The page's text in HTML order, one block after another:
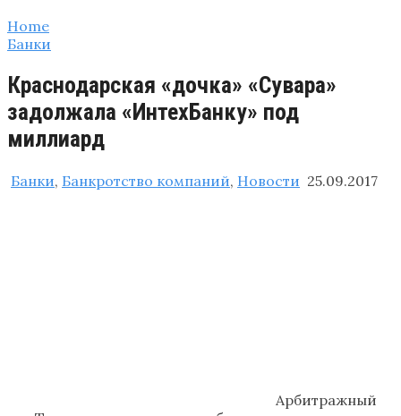
Home
Банки
Краснодарская «дочка» «Сувара»
задолжала «ИнтехБанку» под
миллиард
Банки, Банкротство компаний, Новости 25.09.2017
Арбитражный